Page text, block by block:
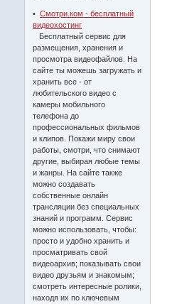
•Смотри.ком - бесплатный
видеохостинг
Бесплатный сервис для
размещения, хранения и
просмотра видеофайлов. На
сайте ты можешь загружать и
хранить все - от
любительского видео с
камеры мобильного
телефона до
профессиональных фильмов
и клипов. Покажи миру свои
работы, смотри, что снимают
другие, выбирая любые темы
и жанры. На сайте также
можно создавать
собственные онлайн
трансляции без специальных
знаний и программ. Сервис
можно использовать, чтобы:
просто и удобно хранить и
просматривать свой
видеоархив; показывать свои
видео друзьям и знакомым;
смотреть интересные ролики,
находя их по ключевым